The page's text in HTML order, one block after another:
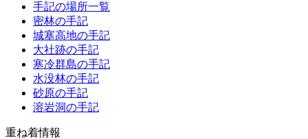
手記の場所一覧
密林の手記
城塞高地の手記
大社跡の手記
寒冷群島の手記
水没林の手記
砂原の手記
溶岩洞の手記
重ね着情報